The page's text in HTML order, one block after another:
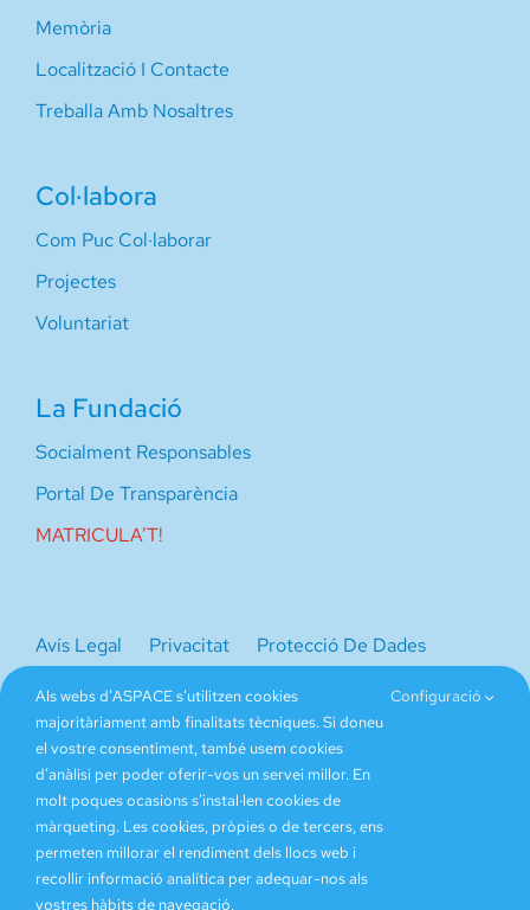
Memòria
Localització I Contacte
Treballa Amb Nosaltres
Col·labora
Com Puc Col·laborar
Projectes
Voluntariat
La Fundació
Socialment Responsables
Portal De Transparència
MATRICULA’T!
Avís Legal Privacitat
Protecció De Dades
Als webs d'ASPACE s’utilitzen cookies
majoritàriament amb finalitats tècniques. Si doneu
el vostre consentiment, també usem cookies
d’anàlisi per poder oferir-vos un servei millor. En
molt poques ocasions s’instal·len cookies de
màrqueting. Les cookies, pròpies o de tercers, ens
permeten millorar el rendiment dels llocs web i
recollir informació analítica per adequar-nos als
vostres hàbits de navegació.
Configuració